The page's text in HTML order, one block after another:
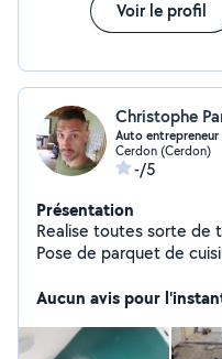
des faits : je dispose encore
Voir le profil
Christophe
Auto
Cerdon (Cerdon)
-/5
Présentation
Realise toutes sorte de
Pose de parquet de
Aucun avis pour